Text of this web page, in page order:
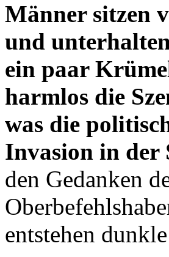
Männer sitzen
und
ein paar
harmlos die
was die
Invasion in der
den Gedanken
entstehen